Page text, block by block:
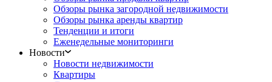
Обзоры рынка загородной недвижимости
Обзоры рынка аренды квартир
Тенденции и итоги
Еженедельные мониторинги
Новости
Новости недвижимости
Квартиры